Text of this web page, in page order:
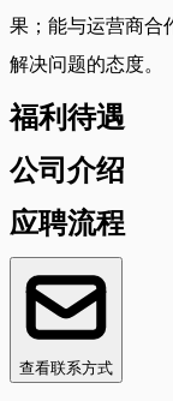
果；能与运营商合
解决问题的态度。
福利待遇
公司介绍
应聘流程
查看联系方式